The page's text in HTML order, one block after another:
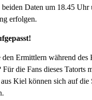
Daten um 18.45 Uhr
erfolgen.
Ermittlern während des
die Fans dieses Tatorts
Kiel können sich auf die